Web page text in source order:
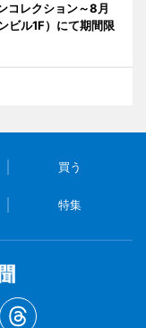
コレクション～8月
ビル1F）にて期間限
買う
特集